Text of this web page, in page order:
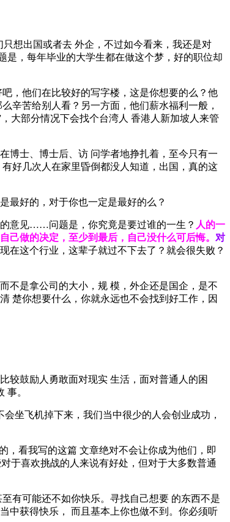
想出国或者去 外企，不过如今看来，我还是对
是，每年毕业的大学生都在做这个梦，好的职位却
，他们在比较好的写字楼，这是你想要的么？他
辛苦给别人看？另一方面，他们薪水福利一般，
大部分情况下会找个台湾人 香港人新加坡人来管
博士、博士后、访 问学者地挣扎着，至今只有一
好几次人在家里昏倒都没人知道，出国，真的这
最好的，对于你也一定是最好的么？
意见……问题是，你究竟是要过谁的一生？ 人的一
做的决定，至少到最后，自己没什么可后悔。 对
在这个行业，这辈子就过不下去了？就会很失败？
不是拿公司的大小，规 模，外企还是国企，是不
楚你想要什么，你就永远也不会找到好工作，因
较鼓励人勇敢面对现实 生活，面对普通人的困
事。
坐飞机掉下来，我们当中很少的人会创业成功，
，看我写的这篇 文章绝对不会让你成为他们，即
于喜欢挑战的人来说有好处，但对于大多数普通
有可能还不如你快乐。寻找自己想要 的东西不是
中获得快乐， 而且基本上你也做不到。你必须听